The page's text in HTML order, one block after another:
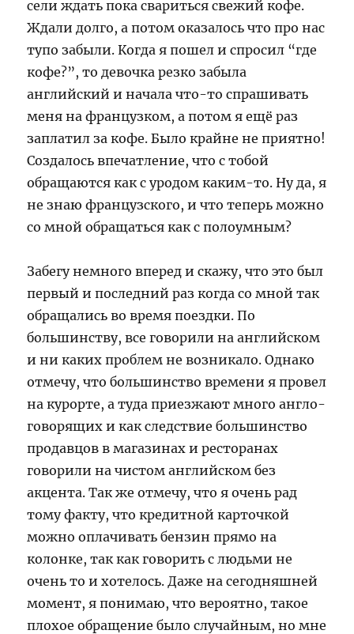
сели ждать пока свариться свежий кофе.
Ждали долго, а потом оказалось что про нас
тупо забыли. Когда я пошел и спросил “где
кофе?”, то девочка резко забыла
английский и начала что-то спрашивать
меня на французком, а потом я ещё раз
заплатил за кофе. Было крайне не приятно!
Создалось впечатление, что с тобой
обращаются как с уродом каким-то. Ну да, я
не знаю французского, и что теперь можно
со мной обращаться как с полоумным?
Забегу немного вперед и скажу, что это был
первый и последний раз когда со мной так
обращались во время поездки. По
большинству, все говорили на английском
и ни каких проблем не возникало. Однако
отмечу, что большинство времени я провел
на курорте, а туда приезжают много англо-
говорящих и как следствие большинство
продавцов в магазинах и ресторанах
говорили на чистом английском без
акцента. Так же отмечу, что я очень рад
тому факту, что кредитной карточкой
можно оплачивать бензин прямо на
колонке, так как говорить с людьми не
очень то и хотелось. Даже на сегодняшней
момент, я понимаю, что вероятно, такое
плохое обращение было случайным, но мне